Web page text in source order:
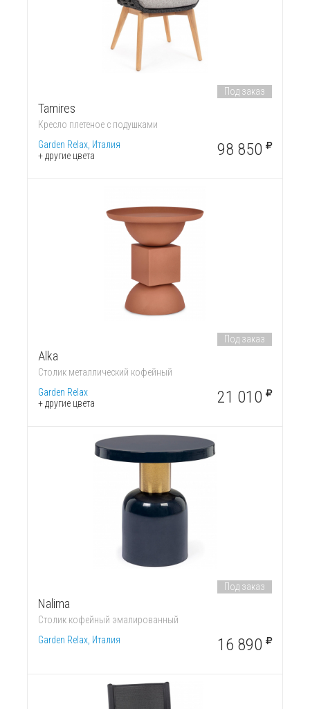
Tamires
Кресло плетеное с подушками
Garden Relax, Италия
+ другие цвета
Под заказ
98 850
Alka
Столик металлический кофейный
Garden Relax
+ другие цвета
Под заказ
21 010
Nalima
Столик кофейный эмалированный
Garden Relax, Италия
Под заказ
16 890